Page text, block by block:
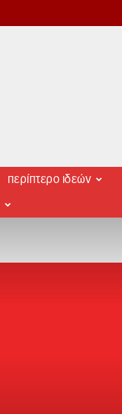
περίπτερο ιδεών